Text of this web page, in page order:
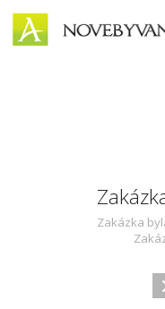
Zakázka